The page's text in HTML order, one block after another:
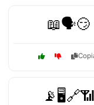
📖🗣️😏
📡🖥️🔗📶